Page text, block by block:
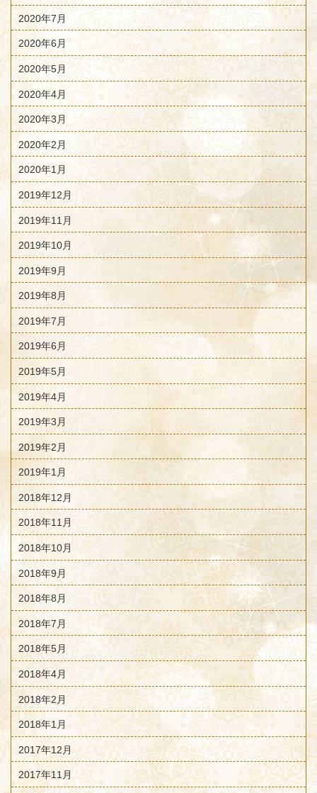
2020年7月
2020年6月
2020年5月
2020年4月
2020年3月
2020年2月
2020年1月
2019年12月
2019年11月
2019年10月
2019年9月
2019年8月
2019年7月
2019年6月
2019年5月
2019年4月
2019年3月
2019年2月
2019年1月
2018年12月
2018年11月
2018年10月
2018年9月
2018年8月
2018年7月
2018年5月
2018年4月
2018年2月
2018年1月
2017年12月
2017年11月